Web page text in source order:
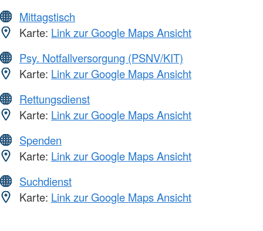
Mittagstisch
Karte: Link zur Google Maps Ansicht
Psy. Notfallversorgung (PSNV/KIT)
Karte: Link zur Google Maps Ansicht
Rettungsdienst
Karte: Link zur Google Maps Ansicht
Spenden
Karte: Link zur Google Maps Ansicht
Suchdienst
Karte: Link zur Google Maps Ansicht